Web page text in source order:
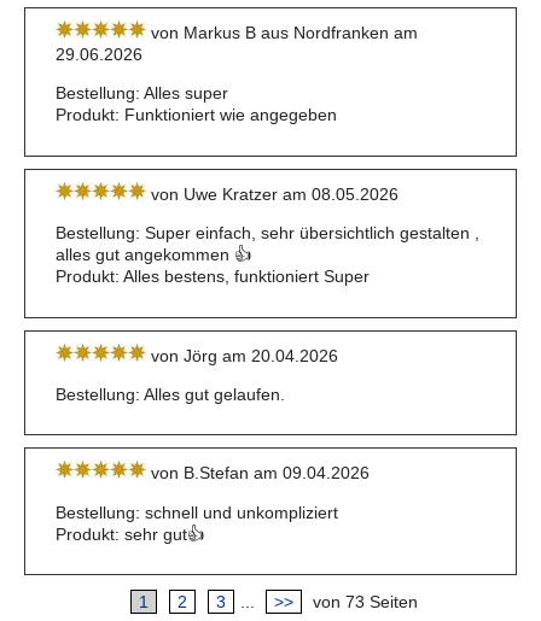
von Markus B aus Nordfranken am
29.06.2026
Bestellung: Alles super
Produkt: Funktioniert wie angegeben
von Uwe Kratzer am 08.05.2026
Bestellung: Super einfach, sehr übersichtlich gestalten ,
alles gut angekommen 👍
Produkt: Alles bestens, funktioniert Super
von Jörg am 20.04.2026
Bestellung: Alles gut gelaufen.
von B.Stefan am 09.04.2026
Bestellung: schnell und unkompliziert
Produkt: sehr gut👍
1 2 3 ... >> von 73 Seiten